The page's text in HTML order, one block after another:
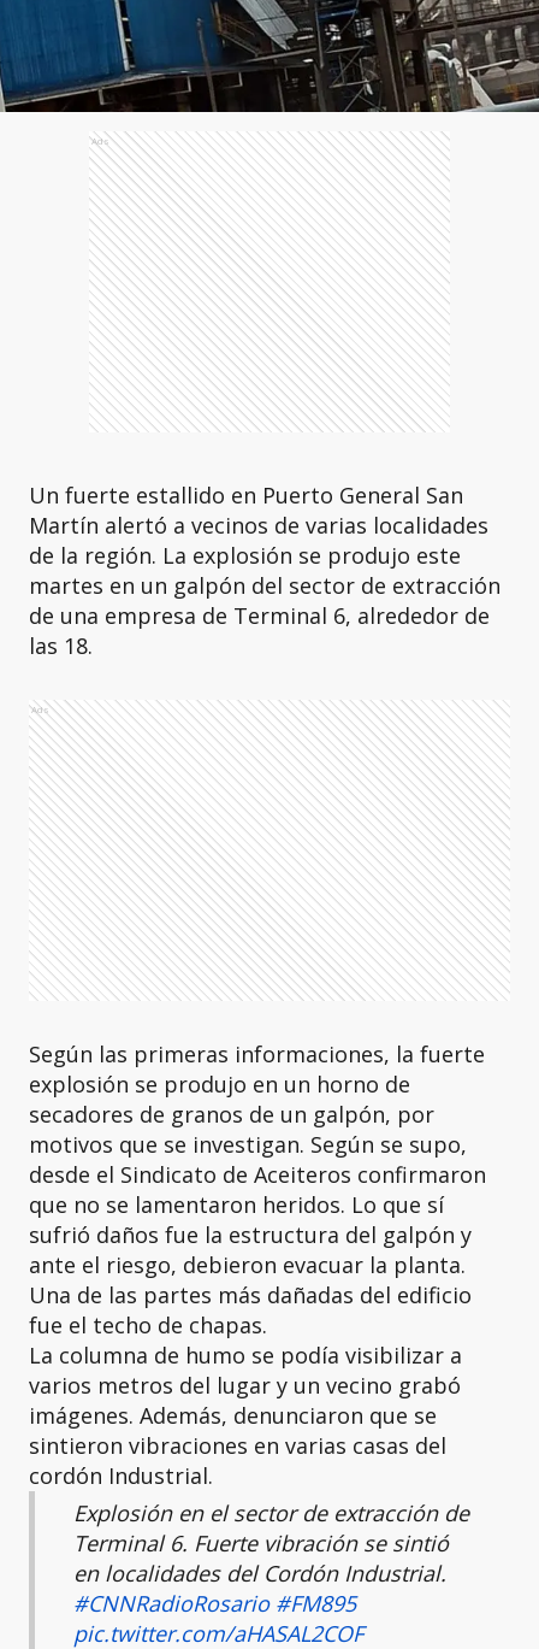
Ads
Un fuerte estallido en Puerto General San
Martín alertó a vecinos de varias localidades
de la región. La explosión se produjo este
martes en un galpón del sector de extracción
de una empresa de Terminal 6, alrededor de
las 18.
Ads
Según las primeras informaciones, la fuerte
explosión se produjo en un horno de
secadores de granos de un galpón, por
motivos que se investigan. Según se supo,
desde el Sindicato de Aceiteros confirmaron
que no se lamentaron heridos. Lo que sí
sufrió daños fue la estructura del galpón y
ante el riesgo, debieron evacuar la planta.
Una de las partes más dañadas del edificio
fue el techo de chapas.
La columna de humo se podía visibilizar a
varios metros del lugar y un vecino grabó
imágenes. Además, denunciaron que se
sintieron vibraciones en varias casas del
cordón Industrial.
Explosión en el sector de extracción de
Terminal 6. Fuerte vibración se sintió
en localidades del Cordón Industrial.
#CNNRadioRosario #FM895
pic.twitter.com/aHASAL2COF